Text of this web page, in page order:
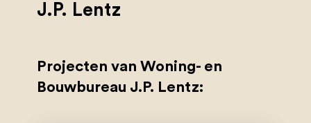
J.P. Lentz
Projecten van Woning- en
Bouwbureau J.P. Lentz: